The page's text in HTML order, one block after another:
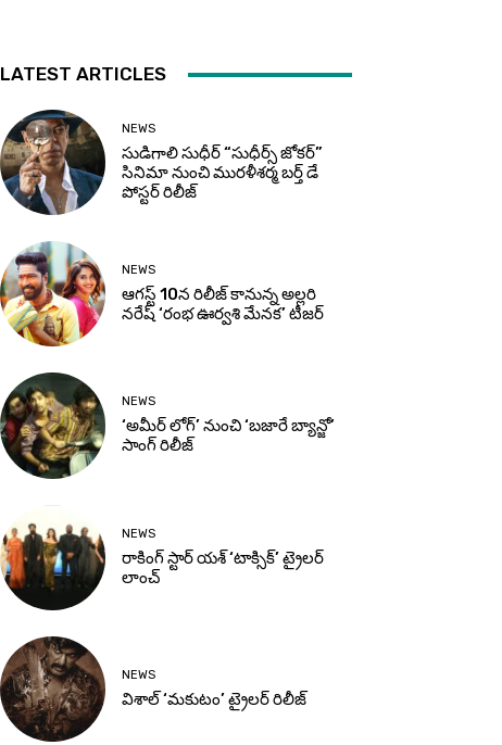
LATEST ARTICLES
NEWS
సుడిగాలి సుధీర్ “సుధీర్స్ జోకర్”
సినిమా నుంచి మురళీశర్మ బర్త్ డే
పోస్టర్ రిలీజ్
NEWS
ఆగస్ట్ 10న రిలీజ్ కానున్న అల్లరి
నరేష్ ‘రంభ ఊర్వశి మేనక’ టీజర్
NEWS
‘అమీర్ లోగ్’ నుంచి ‘బజారే బ్యాన్జో’
సాంగ్ రిలీజ్
NEWS
రాకింగ్ స్టార్ యశ్ ‘టాక్సిక్’ ట్రైలర్
లాంచ్
NEWS
విశాల్ ‘మకుటం’ ట్రైలర్ రిలీజ్